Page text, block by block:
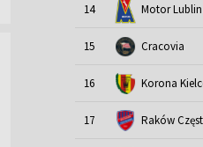
14 Motor Lublin
15 Cracovia
16 Korona
17 Raków